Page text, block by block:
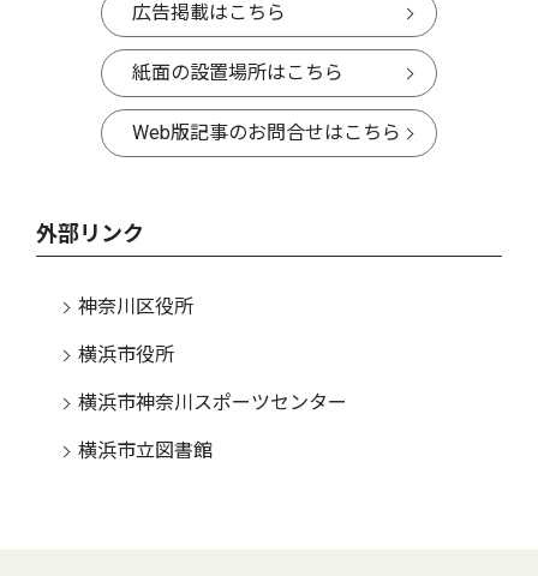
広告掲載はこちら
紙面の設置場所はこちら
Web版記事のお問合せはこちら
外部リンク
神奈川区役所
横浜市役所
横浜市神奈川スポーツセンター
横浜市立図書館